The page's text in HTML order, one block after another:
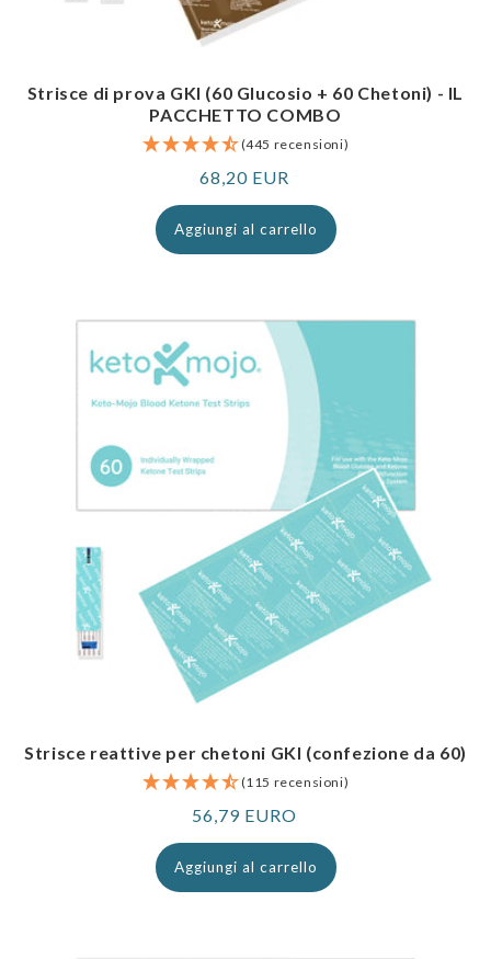
Strisce di prova GKI (60 Glucosio + 60 Chetoni) - IL
PACCHETTO COMBO
(445 recensioni)
Prezzo
normale
68,20 EUR
Aggiungi al carrello
Strisce reattive per chetoni GKI (confezione da 60)
(115 recensioni)
Prezzo
normale
56,79 EURO
Aggiungi al carrello